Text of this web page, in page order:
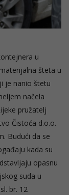
u
šteta u
je nanio štetu
načela
pružatelj
Čistoća d.o.o.
Budući da se
kada su
opasnu
suda u
br. 12